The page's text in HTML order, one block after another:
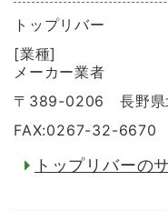
トップリバー
[業種]
メーカー業者
〒389-0206 長野県
FAX:0267-32-6670
トップリバーの